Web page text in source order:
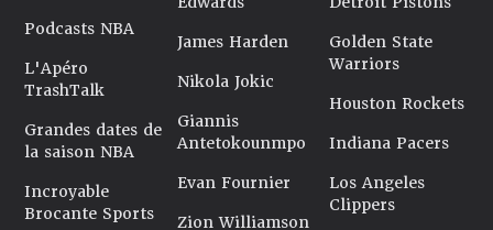
Podcasts NBA
L'Apéro
TrashTalk
Grandes dates de
la saison NBA
Incroyable
Brocante Sports
James Harden
Nikola Jokic
Giannis
Antetokounmpo
Evan Fournier
Zion Williamson
Golden State
Warriors
Houston Rockets
Indiana Pacers
Los Angeles
Clippers